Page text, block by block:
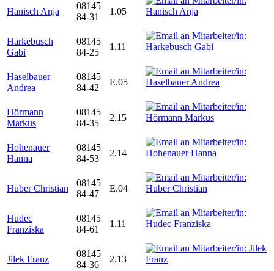
Hanisch Anja
08145
84-31
1.05
Harkebusch
Gabi
08145
84-25
1.11
Haselbauer
Andrea
08145
84-42
E.05
Hörmann
Markus
08145
84-35
2.15
Hohenauer
Hanna
08145
84-53
2.14
Huber Christian
08145
84-47
E.04
Hudec
Franziska
08145
84-61
1.11
Jilek Franz
08145
84-36
2.13